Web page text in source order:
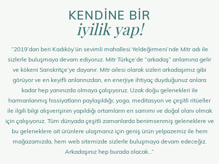
KENDİNE BİR
iyilik yap!
“2019’dan beri Kadıköy’ün sevimli mahallesi Yeldeğirmeni’nde Mitr adı ile
sizlerle buluşmaya devam ediyoruz. Mitr Türkçe’de “arkadaş” anlamına gelir
ve kökeni Sanskritçe’ye dayanır. Mitr ailesi olarak sizleri arkadaşımız gibi
görüyor ve en keyifli anlarınızdan, en enerjiye ihtiyaç duyduğunuz anlara
kadar hep yanınızda olmaya çalışıyoruz. Uzak doğu gelenekleri ile
harmanlanmış hissiyatların paylaşıldığı; yoga, meditasyon ve çeşitli ritüeller
ile ilgili bilgi alışverişinin yapıldığı ortamların en samimi ve doğal olanı olmak
için çalışıyoruz. Tüm dünyada çeşitli zamanlarda benimsenmiş geleneklere ve
bu geleneklere ait ürünlere ulaşmanız için geniş ürün yelpazemiz ile hem
mağazamızda, hem web sitemizde sizlerle buluşmaya devam edeceğiz.
Arkadaşınız hep burada olacak…”